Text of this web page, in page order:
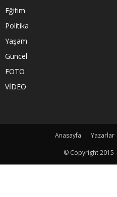
Eğitim
Politika
Yaşam
Güncel
FOTO
VİDEO
Anasayfa Yazarlar
© Copyright 2015